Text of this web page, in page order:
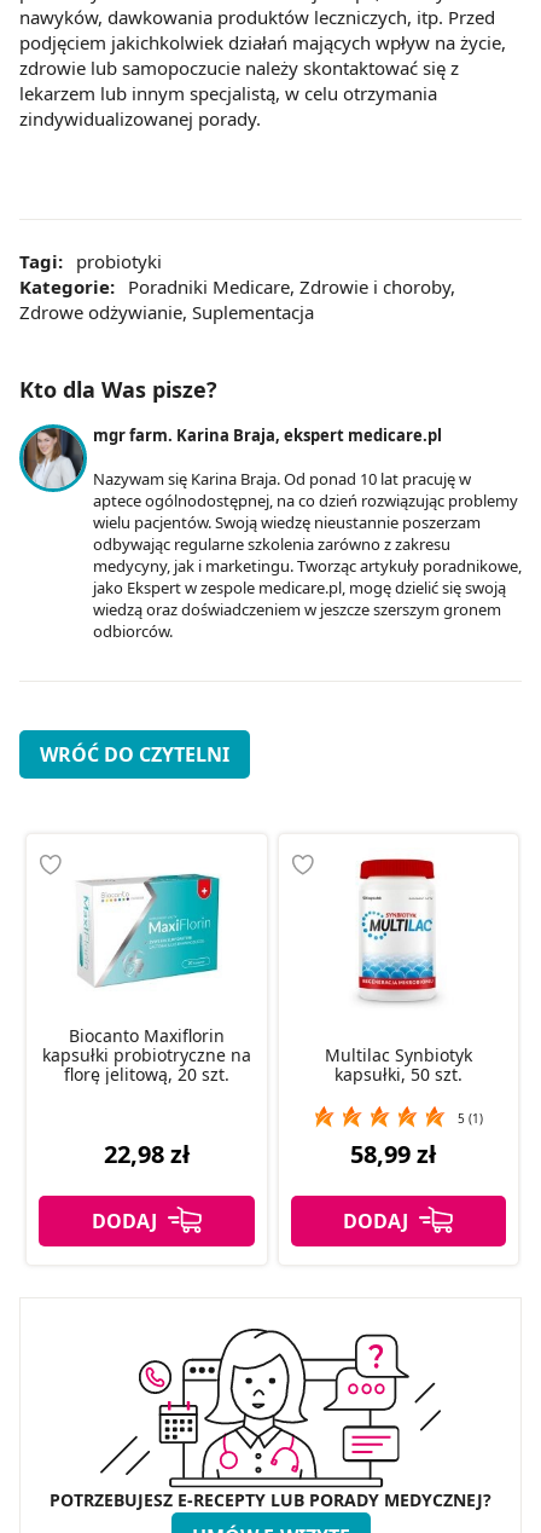
nawyków, dawkowania produktów leczniczych, itp. Przed
podjęciem jakichkolwiek działań mających wpływ na życie,
zdrowie lub samopoczucie należy skontaktować się z
lekarzem lub innym specjalistą, w celu otrzymania
zindywidualizowanej porady.
Tagi: probiotyki
Kategorie: Poradniki Medicare, Zdrowie i choroby,
Zdrowe odżywianie, Suplementacja
Kto dla Was pisze?
mgr farm. Karina Braja, ekspert medicare.pl
Nazywam się Karina Braja. Od ponad 10 lat pracuję w
aptece ogólnodostępnej, na co dzień rozwiązując problemy
wielu pacjentów. Swoją wiedzę nieustannie poszerzam
odbywając regularne szkolenia zarówno z zakresu
medycyny, jak i marketingu. Tworząc artykuły poradnikowe,
jako Ekspert w zespole medicare.pl, mogę dzielić się swoją
wiedzą oraz doświadczeniem w jeszcze szerszym gronem
odbiorców.
WRÓĆ DO CZYTELNI
Biocanto Maxiflorin
kapsułki probiotryczne na
florę jelitową, 20 szt.
22,98 zł
Multilac Synbiotyk
kapsułki, 50 szt.
5 (1)
58,99 zł
POTRZEBUJESZ E-RECEPTY LUB PORADY MEDYCZNEJ?